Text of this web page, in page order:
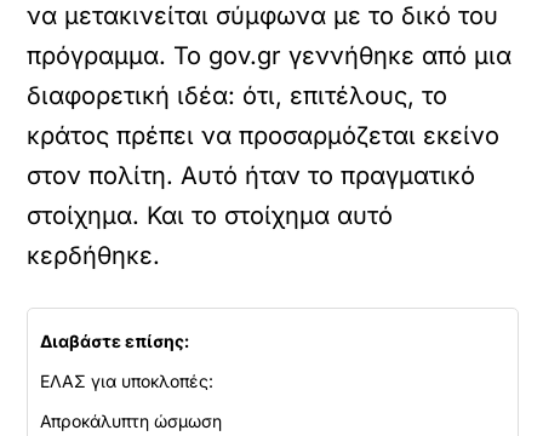
να μετακινείται σύμφωνα με το δικό του
πρόγραμμα. Το gov.gr γεννήθηκε από μια
διαφορετική ιδέα: ότι, επιτέλους, το
κράτος πρέπει να προσαρμόζεται εκείνο
στον πολίτη. Αυτό ήταν το πραγματικό
στοίχημα. Και το στοίχημα αυτό
κερδήθηκε.
Διαβάστε επίσης:
ΕΛΑΣ για υποκλοπές:
Απροκάλυπτη ώσμωση